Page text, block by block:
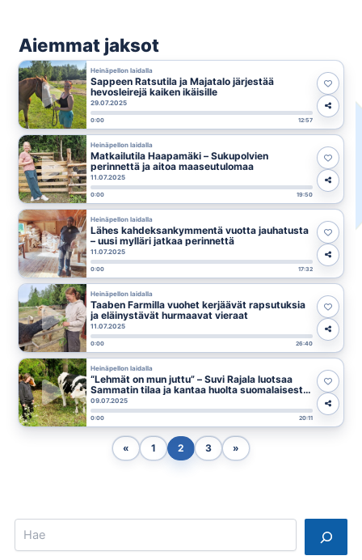
Aiemmat jaksot
Heinäpellon laidalla
Sappeen Ratsutila ja Majatalo järjestää
hevosleirejä kaiken ikäisille
29.07.2025
0:00 12:57
Heinäpellon laidalla
Matkailutila Haapamäki – Sukupolvien
perinnettä ja aitoa maaseutulomaa
11.07.2025
0:00 19:50
Heinäpellon laidalla
Lähes kahdeksankymmentä vuotta jauhatusta
– uusi mylläri jatkaa perinnettä
11.07.2025
0:00 17:32
Heinäpellon laidalla
Taaben Farmilla vuohet kerjäävät rapsutuksia
ja eläinystävät hurmaavat vieraat
11.07.2025
0:00 26:40
Heinäpellon laidalla
“Lehmät on mun juttu” – Suvi Rajala luotsaa
Sammatin tilaa ja kantaa huolta suomalaisesta
maidosta
09.07.2025
0:00 20:11
« 1 2 3 »